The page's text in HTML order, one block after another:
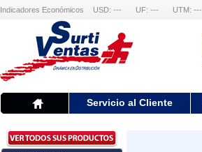
Indicadores Económicos USD: --- UF: --- UTM: ---
Servicio al Cliente